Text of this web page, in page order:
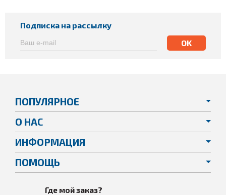
Подписка на рассылку
ПОПУЛЯРНОЕ
О НАС
ИНФОРМАЦИЯ
ПОМОЩЬ
Где мой заказ?